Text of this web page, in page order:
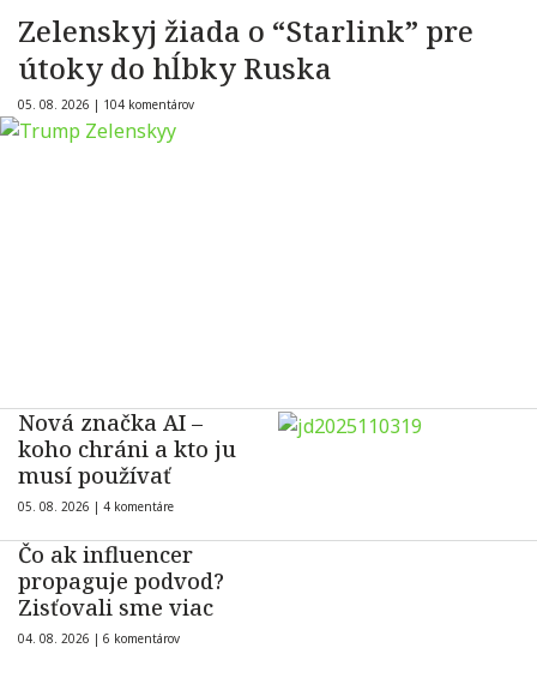
Zelenskyj žiada o “Starlink” pre
útoky do hĺbky Ruska
05. 08. 2026 | 104 komentárov
Nová značka AI –
koho chráni a kto ju
musí používať
05. 08. 2026 | 4 komentáre
Čo ak influencer
propaguje podvod?
Zisťovali sme viac
04. 08. 2026 | 6 komentárov